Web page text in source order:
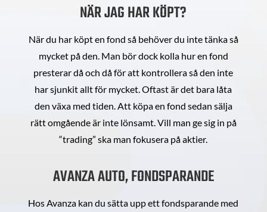
NÄR JAG HAR KÖPT?
När du har köpt en fond så behöver du inte tänka så
mycket på den. Man bör dock kolla hur en fond
presterar då och då för att kontrollera så den inte
har sjunkit allt för mycket. Oftast är det bara låta
den växa med tiden. Att köpa en fond sedan sälja
rätt omgående är inte lönsamt. Vill man ge sig in på
“trading” ska man fokusera på aktier.
AVANZA AUTO, FONDSPARANDE
Hos Avanza kan du sätta upp ett fondsparande med